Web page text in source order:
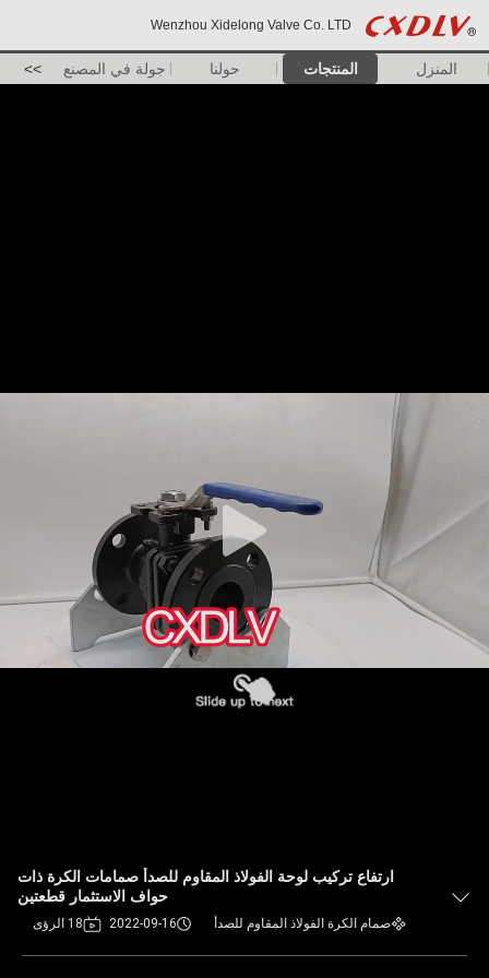
Wenzhou Xidelong Valve Co. LTD
المنزل المنتجات حولنا جولة في المصنع >>
ارتفاع تركيب لوحة الفولاذ المقاوم للصدأ صمامات الكرة ذات
حواف الاستثمار قطعتين
صمام الكرة الفولاذ المقاوم للصدأ 2022-09-16 18 الرؤى